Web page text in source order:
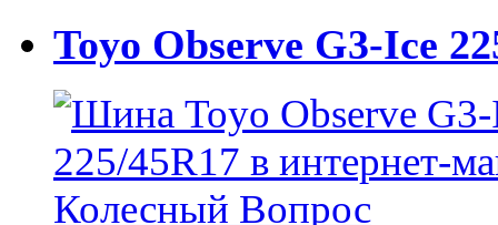
Toyo Observe G3-Ice